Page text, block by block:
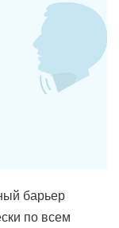
барьер
по всем